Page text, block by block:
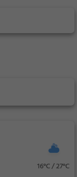
16°C / 27°C